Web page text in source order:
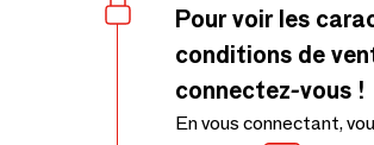
Pour voir les
conditions de
connectez-vous !
En vous connectant,